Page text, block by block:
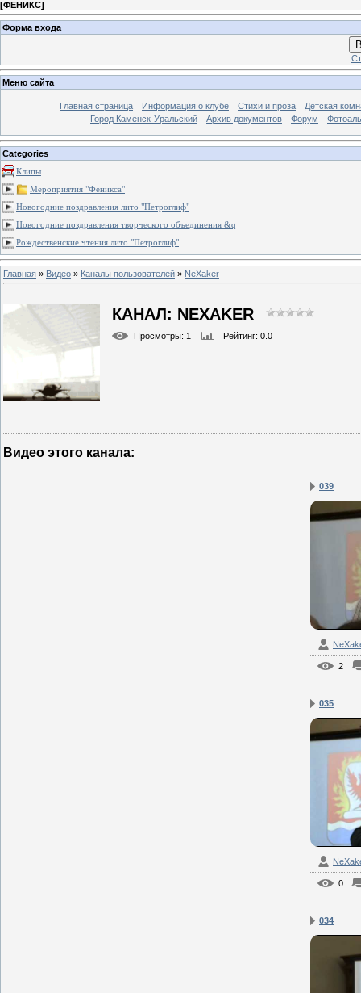
[ФЕНИКС]
Форма входа
Меню сайта
Главная страница Информация о клубе Стихи и проза
Детская
Город Каменск-Уральский
Архив документов Форум
Categories
Клипы
Мероприятия "Феникса"
Новогодние поздравления лито "Петроглиф"
Новогодние поздравления творческого объединения &q
Рождественские чтения лито "Петроглиф"
Главная » Видео » Каналы пользователей » NeXaker
КАНАЛ: NEXAKER
Просмотры: 1 Рейтинг: 0.0
Видео этого канала:
039
2
035
0
034